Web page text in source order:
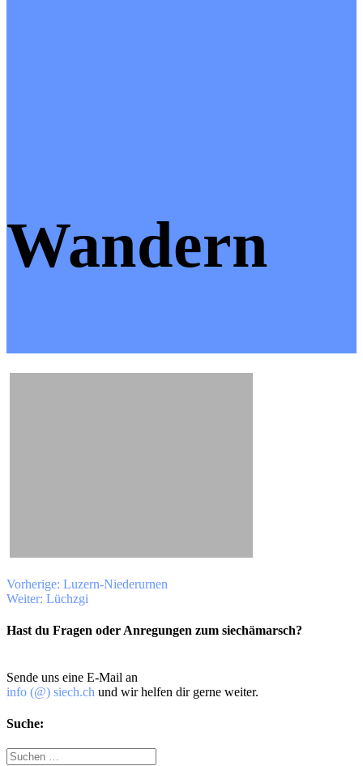
Wandern
Beitragsnavigation
Vorherige: Vorheriger
Beitrag:
Luzern-Niederurnen
Weiter: Nächster
Lüchzgi
Hast du Fragen oder Anregungen zum siechämarsch?
Sende uns eine E-Mail an
info (@) siech.ch und wir helfen dir gerne weiter.
Suche:
Suche